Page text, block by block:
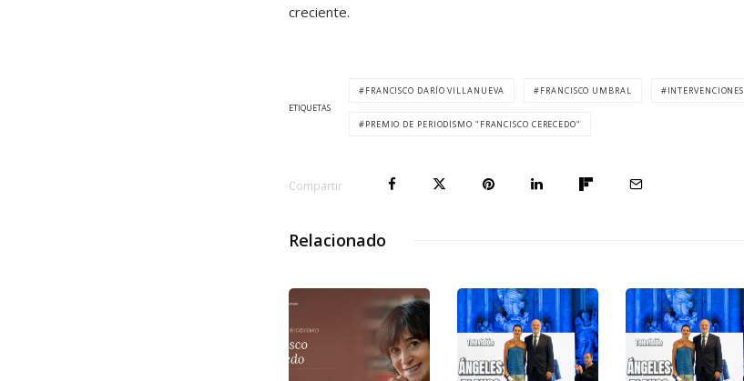
creciente.
ETIQUETAS
FRANCISCO DARÍO VILLANUEVA FRANCISCO UMBRAL INTERVENCIONES
PREMIO DE PERIODISMO "FRANCISCO CERECEDO"
Compartir
Relacionado